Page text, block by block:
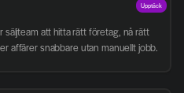
säljteam att hitta rätt företag, nå rätt
affärer snabbare utan manuellt jobb.
Upptäck